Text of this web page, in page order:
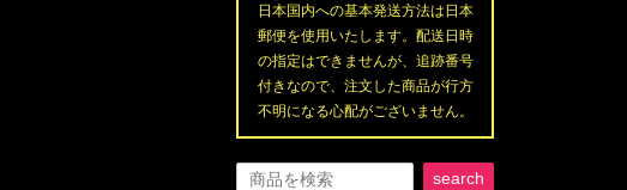
日本国内への基本発送方法は日本
郵便を使用いたします。配送日時
の指定はできませんが、追跡番号
付きなので、注文した商品が行方
不明になる心配がございません。
search